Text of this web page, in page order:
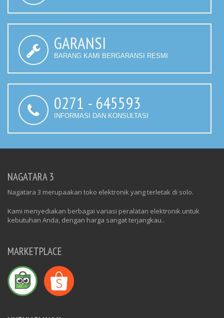
GARANSI
BARANG KAMI BERGARANSI RESMI
0271 - 645593
INFORMASI DAN KONSULTASI
NAGATARA 3
Nagatara 3 merupaakan toko elektronik yang terletak di solo.
Kami menyediakan berbagai variasi peralatan elektronik untuk
kebutuhan Anda, dengan harga sangat terjangkau..
MARKETPLACE